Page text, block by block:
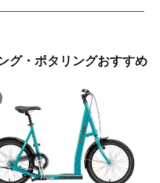
グ・ポタリングおすすめ